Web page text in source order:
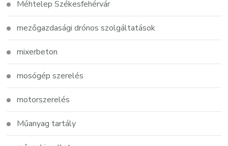
Méhtelep Székesfehérvár
mezőgazdasági drónos szolgáltatások
mixerbeton
mosógép szerelés
motorszerelés
Műanyag tartály